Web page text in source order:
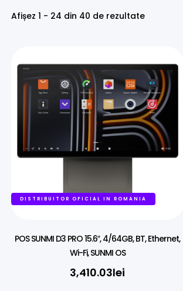
Afișez 1 - 24 din 40 de rezultate
DISTRIBUITOR OFICIAL IN ROMANIA
POS SUNMI D3 PRO 15.6″, 4/64GB, BT, Ethernet,
Wi-Fi, SUNMI OS
3,410.03lei